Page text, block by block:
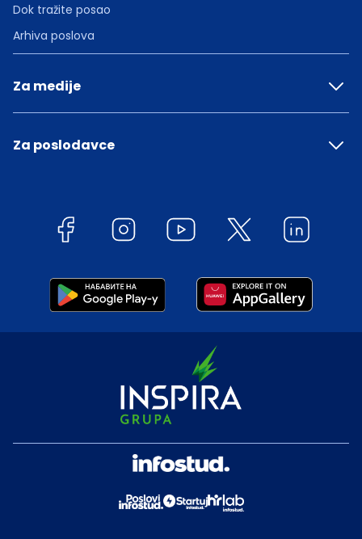
Dok tražite posao
Arhiva poslova
Za medije
Za poslodavce